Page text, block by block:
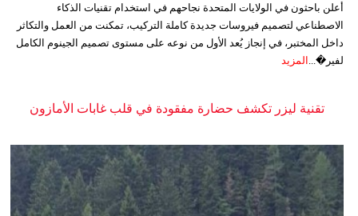
أعلن باحثون في الولايات المتحدة نجاحهم في استخدام تقنيات الذكاء
الاصطناعي لتصميم فيروسات جديدة كاملة التركيب، تمكنت من العمل والتكاثر
داخل المختبر، في إنجاز يُعد الأول من نوعه على مستوى تصميم الجينوم الكامل
لفير�...
المزيد
تقنية ليزر تكشف حضارة مفقودة في قلب غابات الأمازون